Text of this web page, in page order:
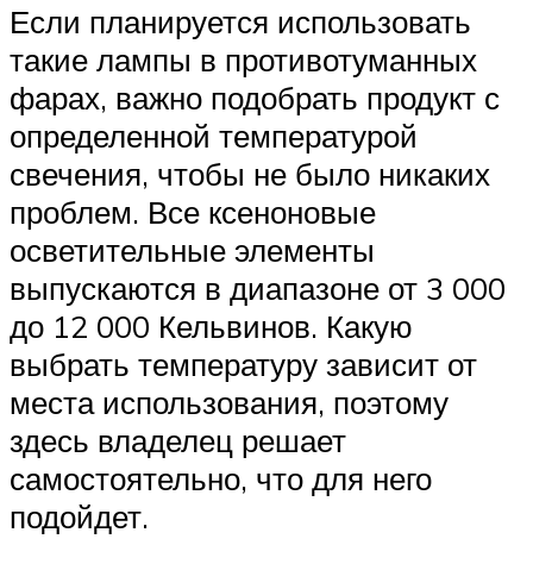
Если планируется использовать
такие лампы в противотуманных
фарах, важно подобрать продукт с
определенной температурой
свечения, чтобы не было никаких
проблем. Все ксеноновые
осветительные элементы
выпускаются в диапазоне от 3 000
до 12 000 Кельвинов. Какую
выбрать температуру зависит от
места использования, поэтому
здесь владелец решает
самостоятельно, что для него
подойдет.